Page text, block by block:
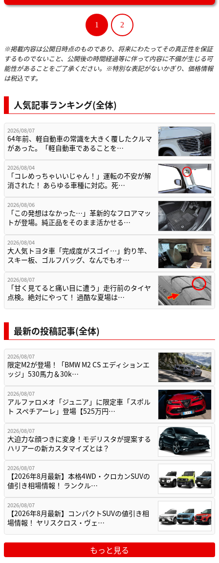
1 2
※掲載内容は公開日時点のものであり、将来にわたってその真正性を保証
するものでないこと、公開後の時間経過等に伴って内容に不備が生じる可
能性があることをご了承ください。※特別な表記がないかぎり、価格情報
は税込です。
人気記事ランキング(全体)
2026/08/07
64年前、軽自動車の常識を大きく覆したクルマ
があった。「軽自動車であることを…
2026/08/04
「コレめっちゃいいじゃん！」運転の不安が解
消された！ あらゆる車種に対応。死…
2026/08/06
「この発想はなかった…」革新的なフロアマッ
トが登場。純正品をそのまま活かせる…
2026/08/04
大人気トヨタ車「完成度がスゴイ…」釣り竿、
スキー板、ゴルフバッグ、なんでもオ…
2026/08/07
「甘く見てると痛い目に遭う」走行前のタイヤ
点検。絶対にやって！ 過酷な夏場は…
最新の投稿記事(全体)
2026/08/07
限定M2が登場！「BMW M2 CS エディションエ
ッジ」530馬力＆30k…
2026/08/07
アルファロメオ「ジュニア」に限定車「スポル
ト スペチアーレ」登場【525万円…
2026/08/07
大迫力な顔つきに変身！モデリスタが提案する
ハリアーの新カスタマイズとは？
2026/08/07
【2026年8月最新】本格4WD・クロカンSUVの
値引き相場情報！ ランクル…
2026/08/07
【2026年8月最新】コンパクトSUVの値引き相
場情報！ ヤリスクロス・ヴェ…
もっと見る